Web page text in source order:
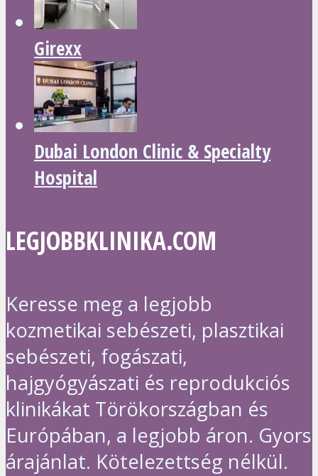
Girexx
Dubai London Clinic & Specialty
Hospital
LEGJOBBKLINIKA.COM
Keresse meg a legjobb
kozmetikai sebészeti, plasztikai
sebészeti, fogászati,
hajgyógyászati és reprodukciós
klinikákat Törökországban és
Európában, a legjobb áron. Gyors
árajánlat. Kötelezettség nélkül.